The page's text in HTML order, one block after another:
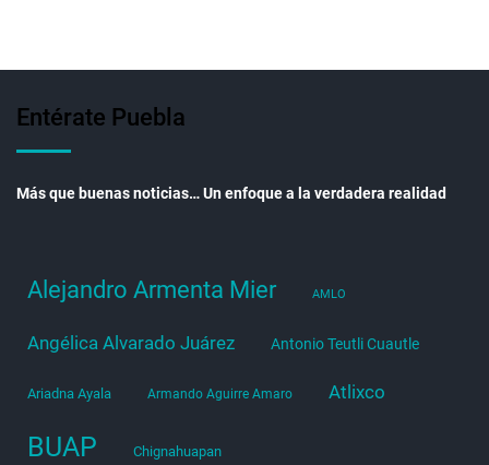
Entérate Puebla
Más que buenas noticias… Un enfoque a la verdadera realidad
Alejandro Armenta Mier AMLO
Angélica Alvarado Juárez Antonio Teutli Cuautle
Ariadna Ayala Armando Aguirre Amaro Atlixco
BUAP Chignahuapan